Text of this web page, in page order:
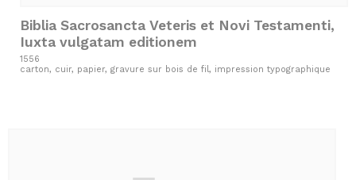
Biblia Sacrosancta Veteris et Novi Testamenti,
Iuxta vulgatam editionem
1556
carton, cuir, papier, gravure sur bois de fil, impression typographique